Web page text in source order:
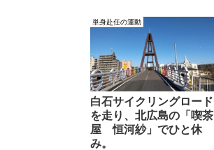
単身赴任の運動
白石サイクリングロード
を走り、北広島の「喫茶
屋 恒河紗」でひと休
み。